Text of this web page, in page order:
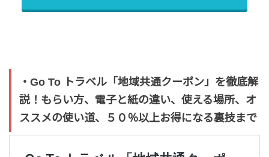
・Go To トラベル「地域共通クーポン」を徹底解
説！もらい方、電子と紙の違い、使える場所、オ
ススメの使い道、５０％以上お得になる裏技まで